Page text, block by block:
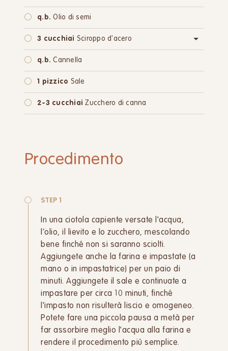
q.b. Olio di semi
3 cucchiai Sciroppo d'acero
oppure:3 cucchiaiZucchero di canna
q.b. Cannella
1 pizzico Sale
2-3 cucchiai Zucchero di canna
Procedimento
STEP 1
In una ciotola capiente versate l'acqua,
l’olio, il lievito e lo zucchero, mescolando
bene finché non si saranno sciolti.
Aggiungete anche la farina e impastate (a
mano o in impastatrice) per un paio di
minuti. Aggiungete il sale e continuate a
impastare per circa 10 minuti, finché
l'impasto non risulterà liscio e omogeneo.
Potete fare una piccola pausa a metà per
far assorbire meglio l'acqua alla farina e
rendere il procedimento più semplice.